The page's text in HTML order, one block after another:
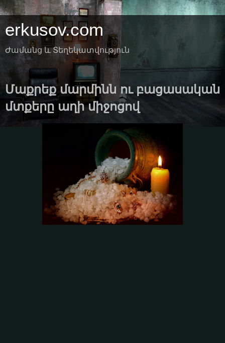
erkusov.com
Ժամանց և Տեղեկատվություն
Մաքրեք մարմինն ու բացասական
մտքերը աղի միջոցով